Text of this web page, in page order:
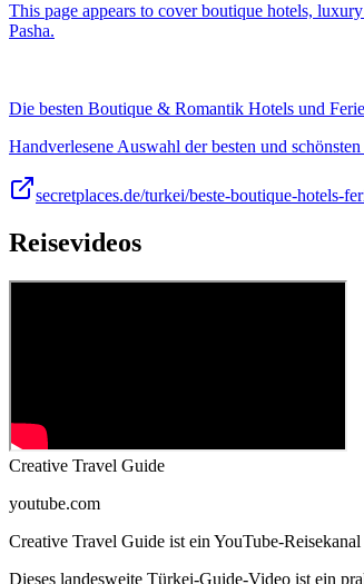
This page appears to cover boutique hotels,
Pasha.
Die besten Boutique & Romantik Hotels und
Handverlesene Auswahl der besten und
secretplaces.de/turkei/beste-boutique-hotels-
Reisevideos
Creative Travel Guide
youtube.com
Creative Travel Guide ist ein YouTube-
Dieses landesweite Türkei-Guide-Video ist ein